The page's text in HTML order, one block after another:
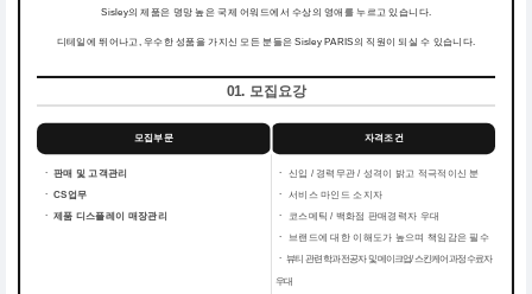
Sisley의 제품은 명망 높은 국제 어워드에서 수상의 영애를 누르고 있습니다.
디테일에 뛰어나고, 우수한 성품을 가지신 모든 분들은 Sisley PARIS의 직원이 되실 수 있습니다.
01. 모집요강
모집부문 자격조건
ㆍ 판매 및 고객관리
ㆍ CS업무
ㆍ 제품 디스플레이 매장관리
ㆍ
신입 / 경력무관 / 성격이 밝고 적극적이신 분
ㆍ
서비스 마인드 소지자
ㆍ 코스메틱 / 백화점 판매경력자 우대
ㆍ 브랜드에 대한 이해도가 높으며 책임감은 필수
ㆍ 뷰티 관련 학과 전공자 및 메이크업/ 스킨케어 과정 수료자
우대